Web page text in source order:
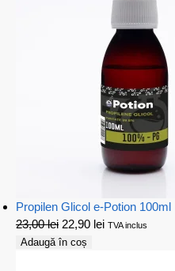
Propilen Glicol e-Potion 100ml
23,00lei 22,90 lei TVA inclus
Adaugă în coș